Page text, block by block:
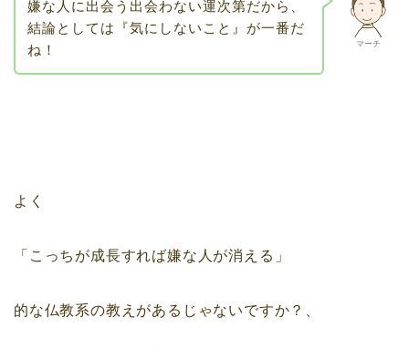
マーチ
嫌な人に出会う出会わない運次第だから、
結論としては『気にしないこと』が一番だ
ね！
よく
「こっちが成長すれば嫌な人が消える」
的な仏教系の教えがあるじゃないですか？、